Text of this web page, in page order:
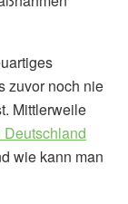
zuvor noch nie
Mittlerweile
wie kann man